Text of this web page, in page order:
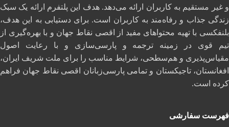
و غیر مستقیم به کاربران ارائه می‌دهد. هدف این پلتفرم ارائه یک سبک
زندگی جذاب و رفاه‌مند به کاربران است. برای دستیابی به این هدف،
بلنفکسی با تهیه محتواهای مفید از اقصی نقاط جهان و با بهره‌گیری از
تیم قوی در زمینه ترجمه و پارسی‌سازی و با رعایت اصول
مقیاس‌پذیری و هم‌سطحی، شرایط مناسب را برای ملت شریف ایران،
افغانستان، تاجیکستان و تمامی پارسی‌زبانان اقصی نقاط جهان فراهم
کرده است.
فهرست سفارشی